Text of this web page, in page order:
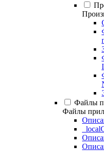
Файлы
Файлы